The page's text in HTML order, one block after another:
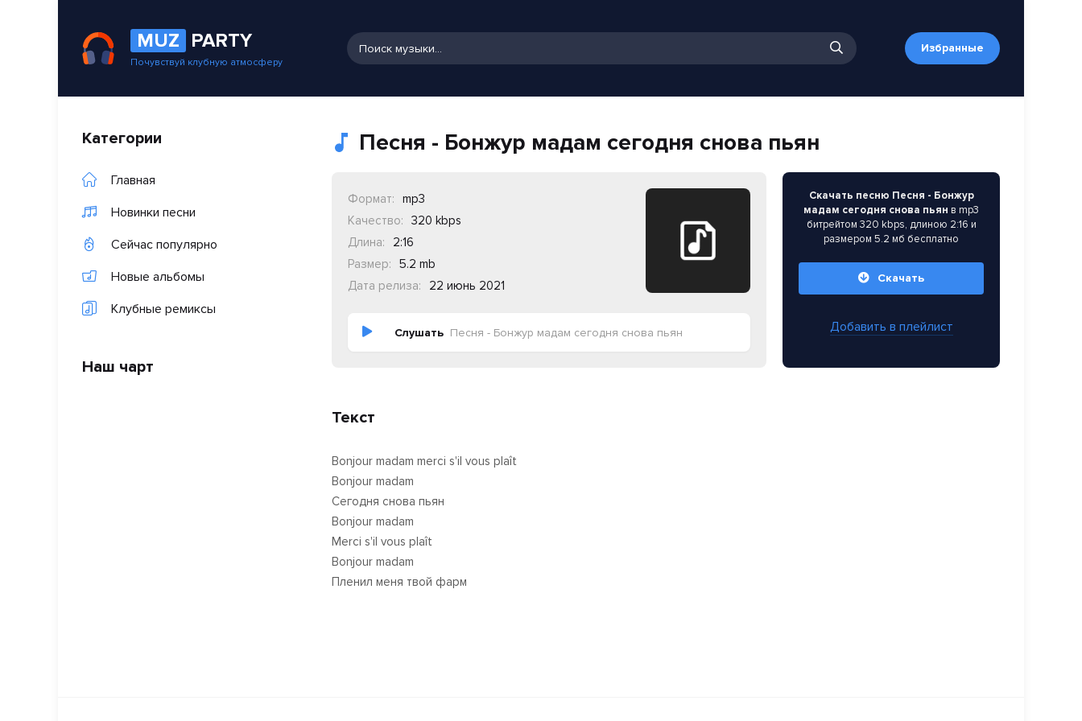
MUZ PARTY
Почувствуй клубную атмосферу
Избранные
Категории
Главная
Новинки песни
Сейчас популярно
Новые альбомы
Клубные ремиксы
Наш чарт
Песня - Бонжур мадам сегодня снова пьян
Формат:
mp3
Качество:
320 kbps
Длина:
2:16
Размер:
5.2 mb
Дата релиза:
22 июнь 2021
Слушать Песня - Бонжур мадам сегодня снова пьян
Скачать песню Песня - Бонжур
мадам сегодня снова пьян в mp3
битрейтом 320 kbps, длиною 2:16 и
размером 5.2 мб бесплатно
Скачать
Добавить в плейлист
Текст
Bonjour madam merci s'il vous plaît
Bonjour madam
Сегодня снова пьян
Bonjour madam
Merci s'il vous plaît
Bonjour madam
Пленил меня твой фарм